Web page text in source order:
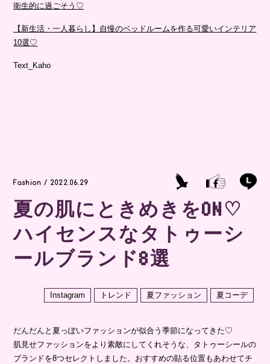
衛生的に過ごそう♡
【新生活・一人暮らし】自慢のベッドルームを作る可愛いインテリア
10選♡
Text_Kaho
Fashion / 2022.06.29
夏の肌にときめきをON♡
ハイセンスなタトゥーシ
ールブランド8選
Instagram トレンド 夏ファッション 夏コーデ
だんだんと夏っぽいファッションが似合う季節になってきた♡
肌見せファッションをより素敵にしてくれそうな、タトゥーシールの
ブランドを8つセレクトしました。おすすめの貼る位置もあわせてチ